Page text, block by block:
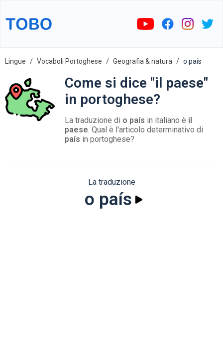
Lingue Vocaboli Portoghese Geografia & natura o país
Come si dice "il paese"
in portoghese?
La traduzione di o país in italiano è il
paese. Qual è l'articolo determinativo di
país in portoghese?
La traduzione
o país